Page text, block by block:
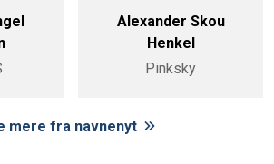
Alexander Skou
Henkel
Pinksky
mere fra navnenyt